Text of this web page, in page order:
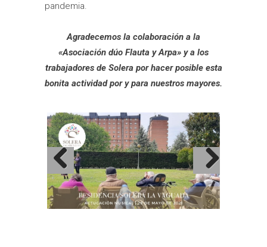
pandemia.
Agradecemos la colaboración a la
«Asociación dúo Flauta y Arpa» y a los
trabajadores de Solera por hacer posible esta
bonita actividad por y para nuestros mayores.